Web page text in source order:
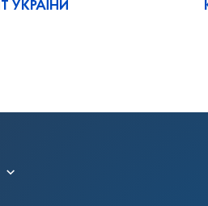
УКРАЇНИ
›